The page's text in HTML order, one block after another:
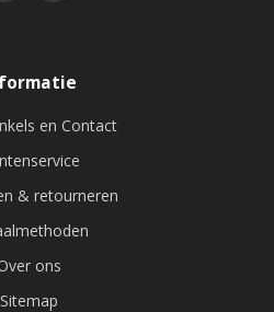
en Contact
& retourneren
ons
Sitemap